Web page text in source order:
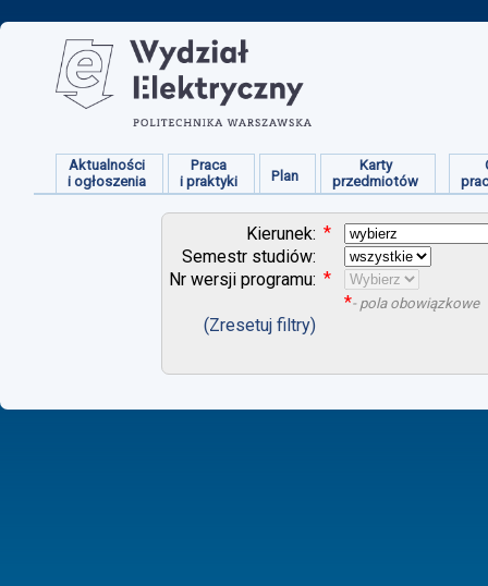
Aktualności
i ogłoszenia
Praca
i praktyki
Plan
Karty
przedmiotów
Kierunek: *
Semestr studiów:
Nr wersji programu: *
*- pola obowiązkowe
(Zresetuj filtry)